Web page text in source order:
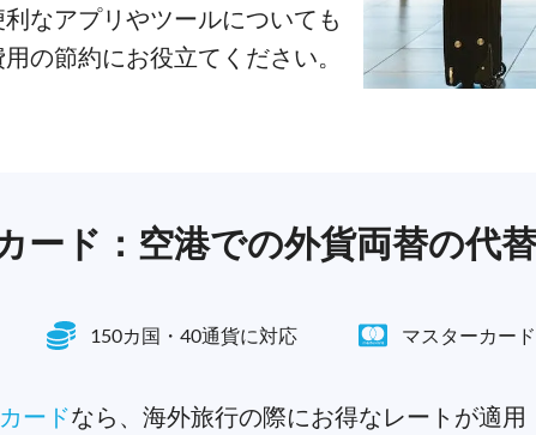
なアプリやツールについても
の節約にお役立てください。
ード：空港での外貨両替の代
150カ国・40通貨に対応 マスターカード
ードなら、海外旅行の際にお得なレートが適用